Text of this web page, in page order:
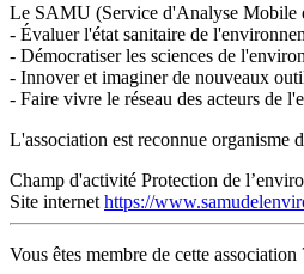
Le SAMU (Service d'Analyse Mobile
- Évaluer l'état sanitaire de
- Démocratiser les sciences de
- Innover et imaginer de nouveaux
- Faire vivre le réseau des acteurs de
L'association est reconnue organisme
Champ d'activité Protection de
Site internet https://
Vous êtes membre de cette